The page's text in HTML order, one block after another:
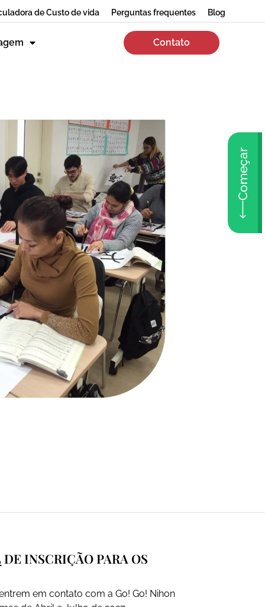
de Custo de vida Perguntas frequentes Blog
Contato
Começar
DE INSCRIÇÃO PARA OS
em contato com a Go! Go! Nihon